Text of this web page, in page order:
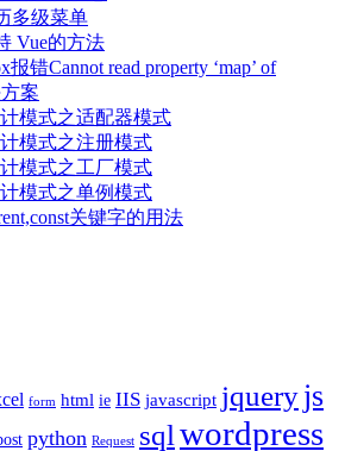
多级菜单
Vue的方法
报错Cannot read property ‘map’ of
案
模式之适配器模式
模式之注册模式
模式之工厂模式
模式之单例模式
关键字的用法
form html ie IIS javascript jqueryjs
python Request sql wordpress